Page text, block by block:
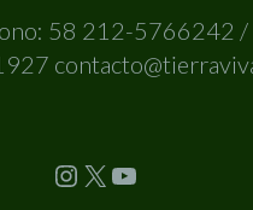
58 212-5766242 /
Instagram X YouTube